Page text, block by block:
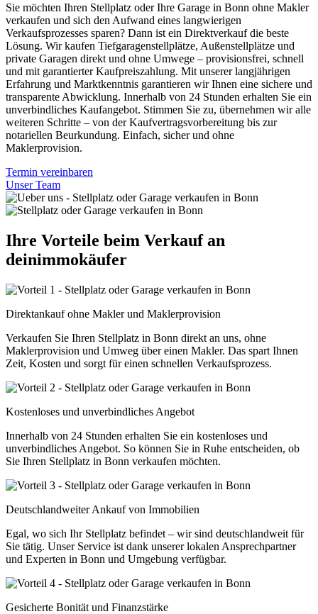
Sie möchten Ihren Stellplatz oder Ihre Garage in Bonn ohne Makler
verkaufen und sich den Aufwand eines langwierigen
Verkaufsprozesses sparen? Dann ist ein Direktverkauf die beste
Lösung. Wir kaufen Tiefgaragenstellplätze, Außenstellplätze und
private Garagen direkt und ohne Umwege – provisionsfrei, schnell
und mit garantierter Kaufpreiszahlung. Mit unserer langjährigen
Erfahrung und Marktkenntnis garantieren wir Ihnen eine sichere und
transparente Abwicklung. Innerhalb von 24 Stunden erhalten Sie ein
unverbindliches Kaufangebot. Stimmen Sie zu, übernehmen wir alle
weiteren Schritte – von der Kaufvertragsvorbereitung bis zur
notariellen Beurkundung. Einfach, sicher und ohne
Maklerprovision.
Termin vereinbaren
Unser Team
Ihre Vorteile beim Verkauf an
deinimmokäufer
Direktankauf ohne Makler und Maklerprovision
Verkaufen Sie Ihren Stellplatz in Bonn direkt an uns, ohne
Maklerprovision und Umweg über einen Makler. Das spart Ihnen
Zeit, Kosten und sorgt für einen schnellen Verkaufsprozess.
Kostenloses und unverbindliches Angebot
Innerhalb von 24 Stunden erhalten Sie ein kostenloses und
unverbindliches Angebot. So können Sie in Ruhe entscheiden, ob
Sie Ihren Stellplatz in Bonn verkaufen möchten.
Deutschlandweiter Ankauf von Immobilien
Egal, wo sich Ihr Stellplatz befindet – wir sind deutschlandweit für
Sie tätig. Unser Service ist dank unserer lokalen Ansprechpartner
und Experten in Bonn und Umgebung verfügbar.
Gesicherte Bonität und Finanzstärke